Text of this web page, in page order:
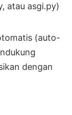
atau asgi.py)
(auto-
dengan